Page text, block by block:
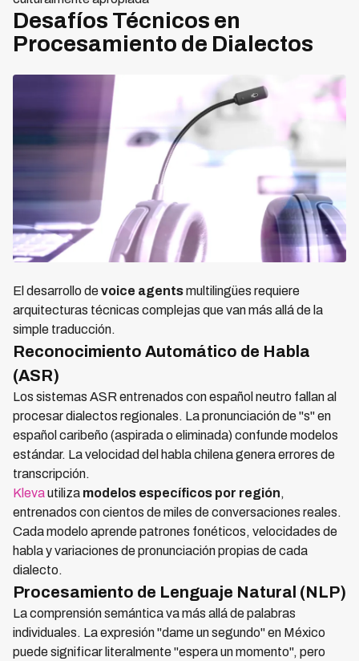
Desafíos Técnicos en
Procesamiento de Dialectos
El desarrollo devoice agentsmultilingües requiere
arquitecturas técnicas complejas que van más allá de la
simple traducción.
Reconocimiento Automático de Habla
(ASR)
Los sistemas ASR entrenados con español neutro fallan al
procesar dialectos regionales. La pronunciación de "s" en
español caribeño (aspirada o eliminada) confunde modelos
estándar. La velocidad del habla chilena genera errores de
transcripción.
Klevautiliza modelos específicos por región,
entrenados con cientos de miles de conversaciones reales.
Cada modelo aprende patrones fonéticos, velocidades de
habla y variaciones de pronunciación propias de cada
dialecto.
Procesamiento de Lenguaje Natural (NLP)
La comprensión semántica va más allá de palabras
individuales. La expresión "dame un segundo" en México
puede significar literalmente "espera un momento", pero